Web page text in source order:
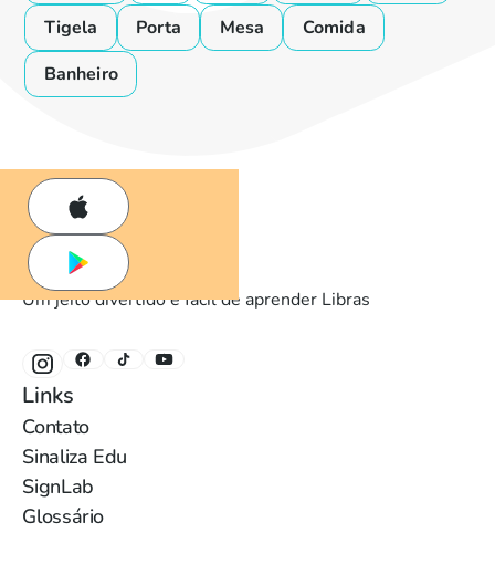
Tigela
Porta Mesa
Comida
Banheiro
Um jeito divertido e fácil de aprender Libras
Links
Contato
Sinaliza Edu
SignLab
Glossário